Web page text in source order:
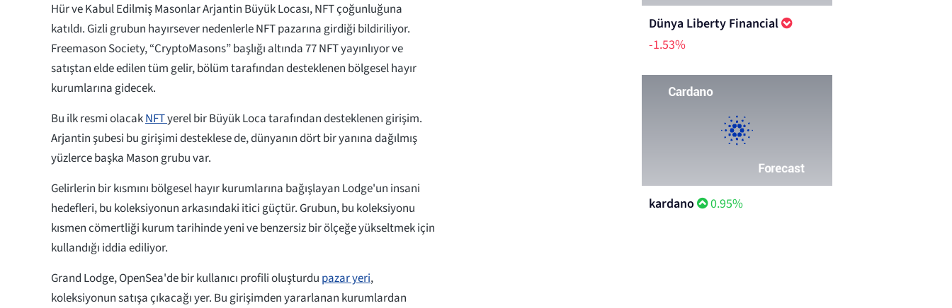
Hür ve Kabul Edilmiş Masonlar Arjantin Büyük Locası, NFT çoğunluğuna
katıldı. Gizli grubun hayırsever nedenlerle NFT pazarına girdiği bildiriliyor.
Freemason Society, “CryptoMasons” başlığı altında 77 NFT yayınlıyor ve
satıştan elde edilen tüm gelir, bölüm tarafından desteklenen bölgesel hayır
kurumlarına gidecek.
Bu ilk resmi olacakNFTyerel bir Büyük Loca tarafından desteklenen girişim.
Arjantin şubesi bu girişimi desteklese de, dünyanın dört bir yanına dağılmış
yüzlerce başka Mason grubu var.
Gelirlerin bir kısmını bölgesel hayır kurumlarına bağışlayan Lodge'un insani
hedefleri, bu koleksiyonun arkasındaki itici güçtür. Grubun, bu koleksiyonu
kısmen cömertliği kurum tarihinde yeni ve benzersiz bir ölçeğe yükseltmek için
kullandığı iddia ediliyor.
Grand Lodge, OpenSea'de bir kullanıcı profili oluşturdu pazar yeri,
koleksiyonun satışa çıkacağı yer. Bu girişimden yararlanan kurumlardan
Dünya Liberty Financial
-1.53%
kardano 0.95%